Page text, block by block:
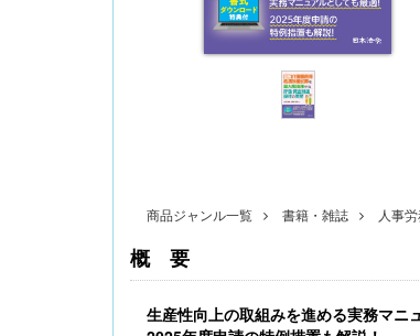
商品ジャンル一覧 書籍・雑誌 人事
概要
生産性向上の取組みを進める実務マニ
〔改訂版〕Excelでできる 産前
児休業《簡単》管理
無料配信】技能実習廃止・新制度